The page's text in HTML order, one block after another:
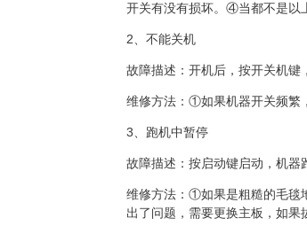
开关有没有损坏。④当都不是以
2、不能关机
故障描述：开机后，按开关机键
维修方法：①如果机器开关频繁
3、跑机中暂停
故障描述：按启动键启动，机器
维修方法：①如果是粗糙的毛毯
出了问题，需要更换主板，如果